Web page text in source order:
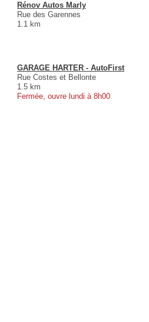
Rénov Autos Marly
Rue des Garennes
1.1 km
GARAGE HARTER - AutoFirst
Rue Costes et Bellonte
1.5 km
Fermée, ouvre lundi à 8h00